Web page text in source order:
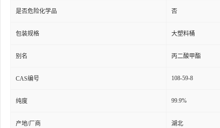
是否危险化学品 否
包装规格 大塑料桶
别名 丙二酸甲酯
CAS编号 108-59-8
纯度 99.9%
产地/厂商 湖北